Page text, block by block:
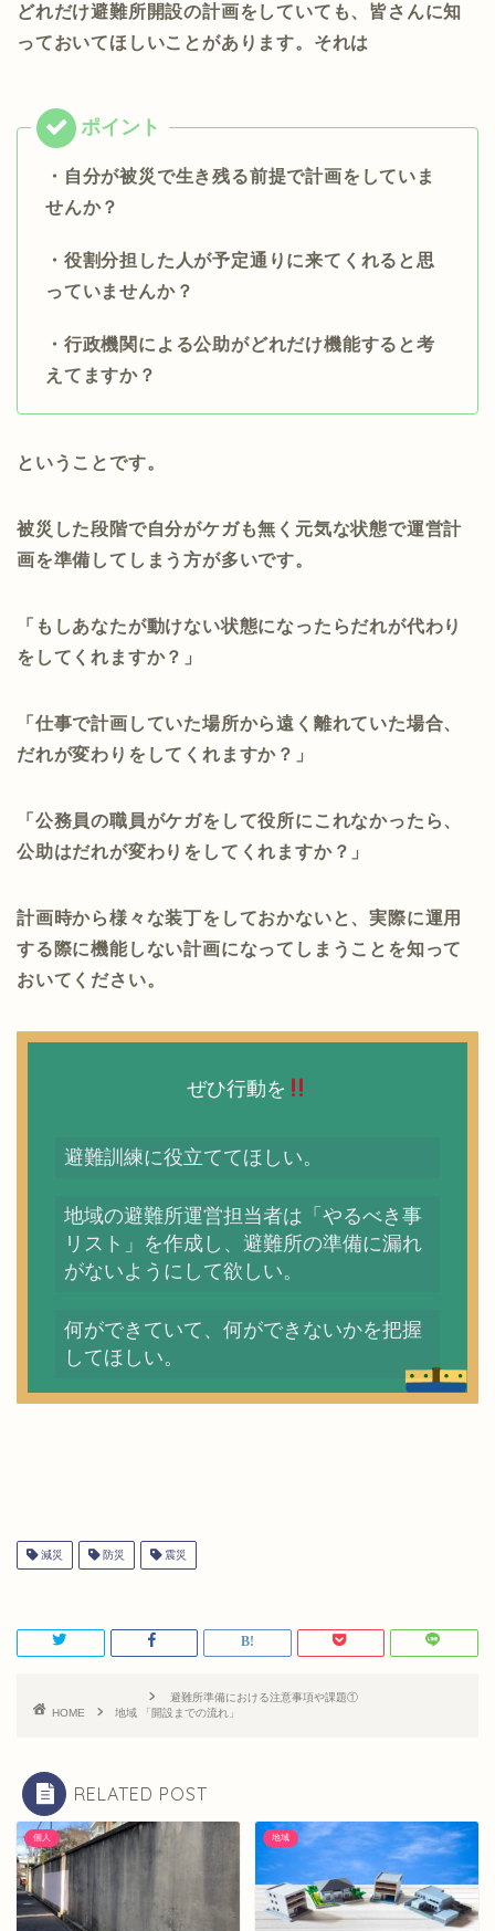
どれだけ避難所開設の計画をしていても、皆さんに知
っておいてほしいことがあります。それは
・自分が被災で生き残る前提で計画をしていま
せんか？
・役割分担した人が予定通りに来てくれると思
っていませんか？
・行政機関による公助がどれだけ機能すると考
えてますか？
ということです。
被災した段階で自分がケガも無く元気な状態で運営計
画を準備してしまう方が多いです。
「もしあなたが動けない状態になったらだれが代わり
をしてくれますか？」
「仕事で計画していた場所から遠く離れていた場合、
だれが変わりをしてくれますか？」
「公務員の職員がケガをして役所にこれなかったら、
公助はだれが変わりをしてくれますか？」
計画時から様々な装丁をしておかないと、実際に運用
する際に機能しない計画になってしまうことを知って
おいてください。
ぜひ行動を
避難訓練に役立ててほしい。
地域の避難所運営担当者は「やるべき事
リスト」を作成し、避難所の準備に漏れ
がないようにして欲しい。
何ができていて、何ができないかを把握
してほしい。
減災 防災 震災
HOME 地域
避難所準備における注意事項や課題①
「開設までの流れ」
RELATED POST
個人 地域